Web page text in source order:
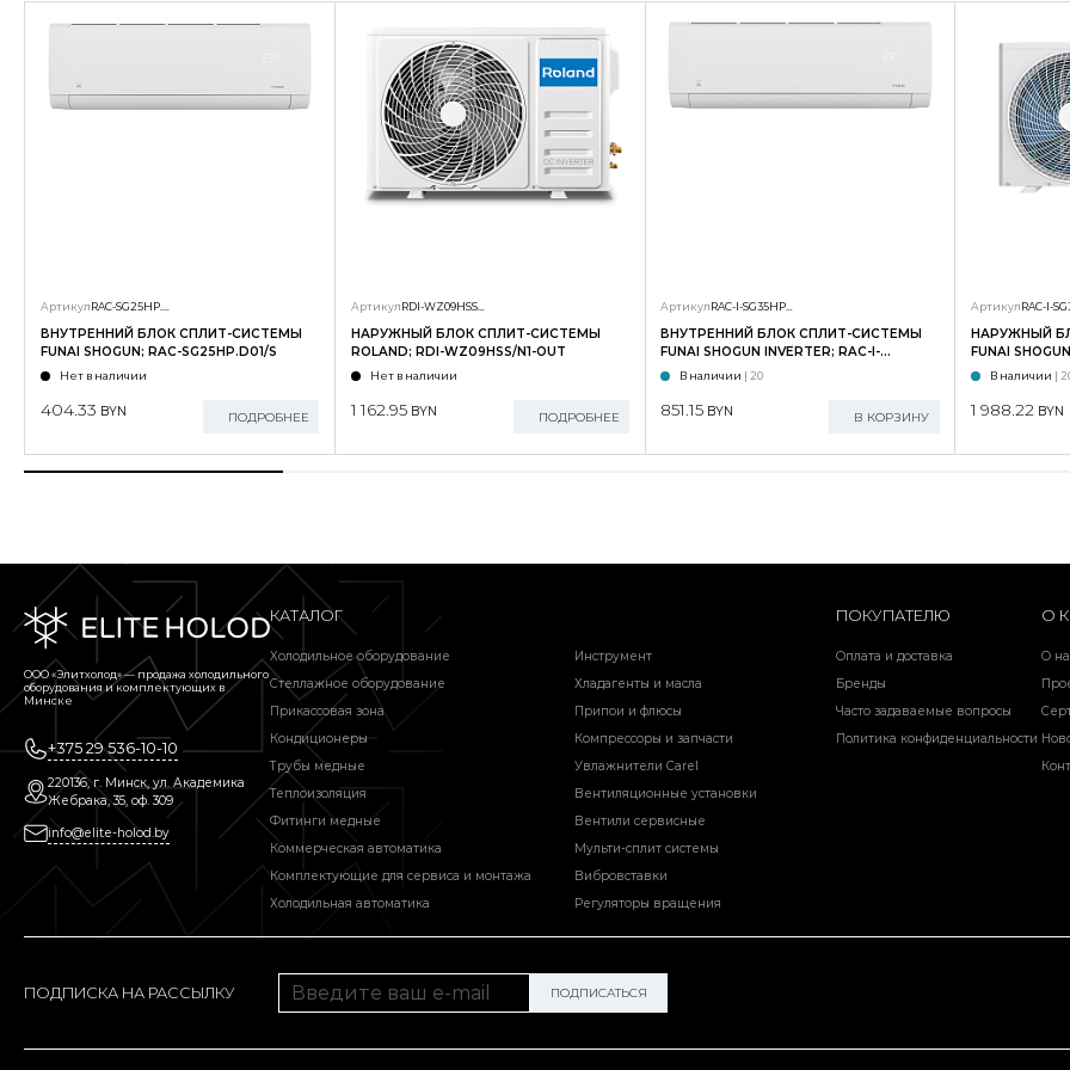
Артикул RAC-SG25HP.D01/S
ВНУТРЕННИЙ БЛОК СПЛИТ-СИСТЕМЫ
FUNAI SHOGUN; RAC-SG25HP.D01/S
Нет в наличии
404.33 BYN ПОДРОБНЕЕ
Артикул RDI-WZ09HSS/N1-OUT
НАРУЖНЫЙ БЛОК СПЛИТ-СИСТЕМЫ
ROLAND; RDI-WZ09HSS/N1-OUT
Нет в наличии
1 162.95 BYN ПОДРОБНЕЕ
Артикул RAC-I-SG35HP.D01/S
ВНУТРЕННИЙ БЛОК СПЛИТ-СИСТЕМЫ
FUNAI SHOGUN INVERTER; RAC-I-
SG35HP.D02/S
В наличии | 20
851.15 BYN В КОРЗИНУ
Артикул
НАРУЖНЫЙ
FUNAI
SG35HP.D02/
В наличии |
1 988.22 BYN
ООО «Элитхолод» ― продажа холодильного
оборудования и комплектующих в
Минске
+375 29 536-10-10
220136, г. Минск, ул. Академика
Жебрака, 35, оф. 309
info@elite-holod.by
КАТАЛОГ
Холодильное оборудование
Стеллажное оборудование
Прикассовая зона
Кондиционеры
Трубы медные
Теплоизоляция
Фитинги медные
Коммерческая автоматика
Комплектующие для сервиса и монтажа
Холодильная автоматика
Инструмент
Хладагенты и масла
Припои и флюсы
Компрессоры и запчасти
Увлажнители Carel
Вентиляционные установки
Вентили сервисные
Мульти-сплит системы
Вибровставки
Регуляторы вращения
ПОКУПАТЕЛЮ
Оплата и доставка
Бренды
Часто задаваемые вопросы
Политика конфиденциальности
О
О
ПОДПИСКА НА РАССЫЛКУ ПОДПИСАТЬСЯ